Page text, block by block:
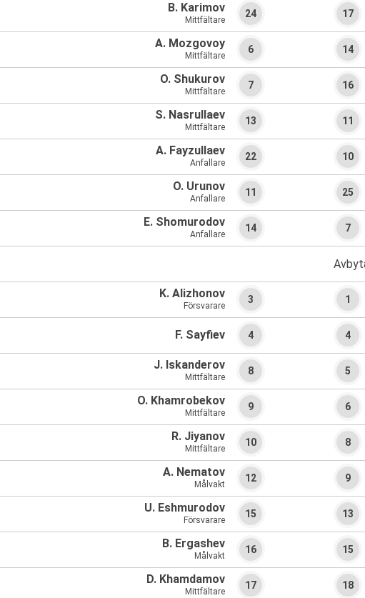
B. Karimov
Mittfältare
24
A. Mozgovoy
Mittfältare
6
O. Shukurov
Mittfältare
7
S. Nasrullaev
Mittfältare
13
A. Fayzullaev
Anfallare
22
O. Urunov
Anfallare
11
E. Shomurodov
Anfallare
14
K. Alizhonov
Försvarare
3
F. Sayfiev 4
J. Iskanderov
Mittfältare
8
O. Khamrobekov
Mittfältare
9
R. Jiyanov
Mittfältare
10
A. Nematov
Målvakt
12
U. Eshmurodov
Försvarare
15
B. Ergashev
Målvakt
16
D. Khamdamov
Mittfältare
17
17
14
16
11
10
25
7
1
4
5
6
8
9
13
15
18